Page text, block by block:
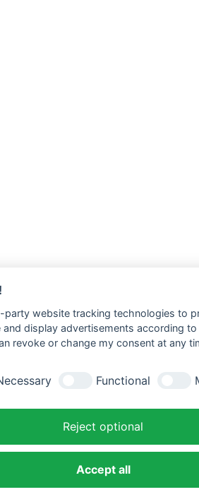
party website tracking technologies to
display advertisements according
revoke or change my consent at any
Functional
Reject optional
Accept all